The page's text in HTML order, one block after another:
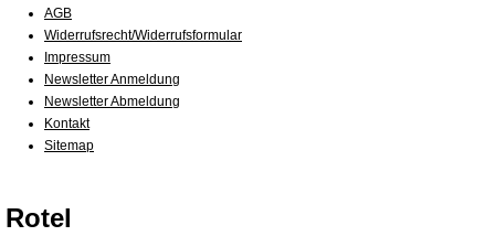
AGB
Widerrufsrecht/Widerrufsformular
Impressum
Newsletter Anmeldung
Newsletter Abmeldung
Kontakt
Sitemap
Rotel